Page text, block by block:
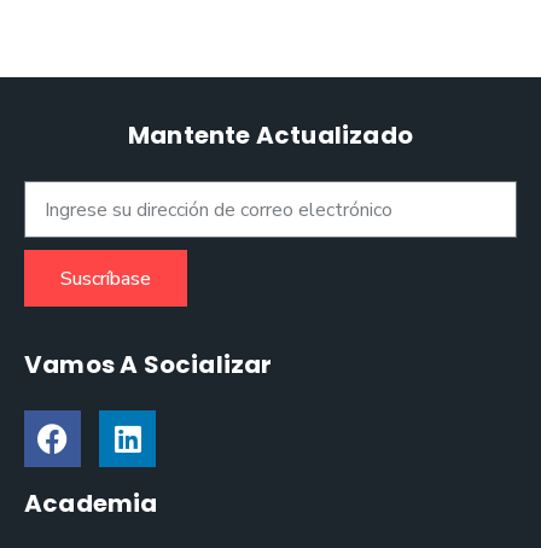
Mantente Actualizado
Suscríbase
Vamos A Socializar
Academia